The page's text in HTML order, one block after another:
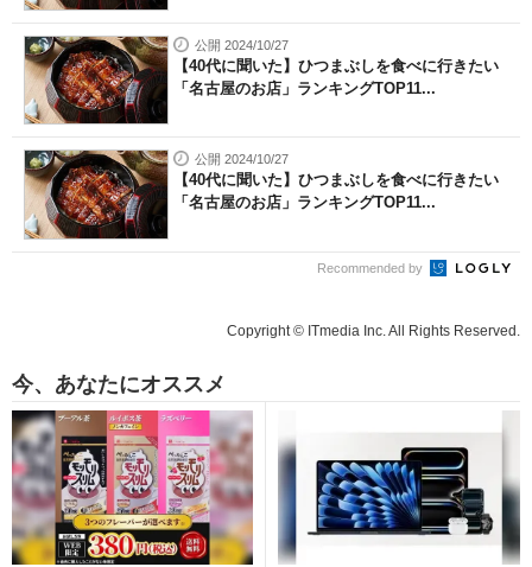
公開 2024/10/27
【40代に聞いた】ひつまぶしを食べに行きたい
「名古屋のお店」ランキングTOP11...
公開 2024/10/27
【40代に聞いた】ひつまぶしを食べに行きたい
「名古屋のお店」ランキングTOP11...
Recommended by
Copyright © ITmedia Inc. All Rights Reserved.
今、あなたにオススメ